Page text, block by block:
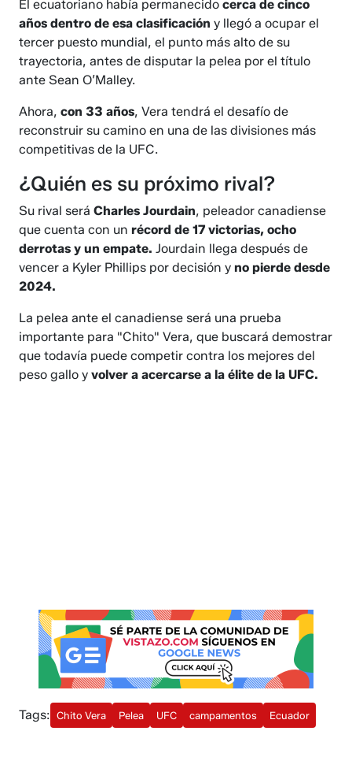
El ecuatoriano había permanecidocerca de cinco
años dentro de esa clasificación y llegó a ocupar el
tercer puesto mundial, el punto más alto de su
trayectoria, antes de disputar la pelea por el título
ante Sean O’Malley.
Ahora,con 33 años, Vera tendrá el desafío de
reconstruir su camino en una de las divisiones más
competitivas de la UFC.
¿Quién es su próximo rival?
Su rival seráCharles Jourdain, peleador canadiense
que cuenta con unrécord de 17 victorias, ocho
derrotas y un empate. Jourdain llega después de
vencer a Kyler Phillips por decisión yno pierde desde
2024.
La pelea ante el canadiense será una prueba
importante para "Chito" Vera, que buscará demostrar
que todavía puede competir contra los mejores del
peso gallo yvolver a acercarse a la élite de la UFC.
Tags: Chito Vera Pelea UFC campamentos Ecuador